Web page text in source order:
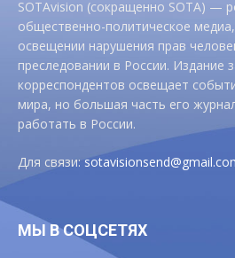
SOTAvision (сокращенно SOTA) —
общественно-политическое
освещении нарушения прав
преследовании в России. Издание
корреспондентов освещает
мира, но большая часть его
работать в России.
Для связи:
МЫ В СОЦСЕТЯХ